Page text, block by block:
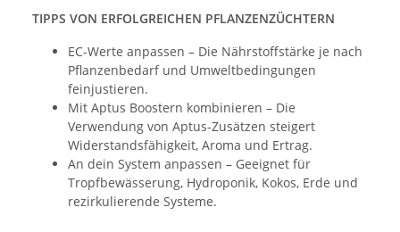
TIPPS VON ERFOLGREICHEN PFLANZENZÜCHTERN
EC-Werte anpassen – Die Nährstoffstärke je nach
Pflanzenbedarf und Umweltbedingungen
feinjustieren.
Mit Aptus Boostern kombinieren – Die
Verwendung von Aptus-Zusätzen steigert
Widerstandsfähigkeit, Aroma und Ertrag.
An dein System anpassen – Geeignet für
Tropfbewässerung, Hydroponik, Kokos, Erde und
rezirkulierende Systeme.